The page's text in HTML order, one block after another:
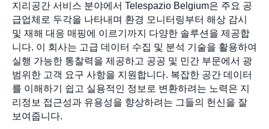
지리공간 서비스 분야에서 Telespazio Belgium은 주요 공
급업체로 두각을 나타내며 환경 모니터링부터 해상 감시
및 재해 대응 매핑에 이르기까지 다양한 솔루션을 제공합
니다. 이 회사는 고급 데이터 수집 및 분석 기술을 활용하여
실행 가능한 통찰력을 제공하고 공공 및 민간 부문에서 광
범위한 고객 요구 사항을 지원합니다. 복잡한 공간 데이터
를 이해하기 쉽고 실용적인 정보로 변환하려는 노력은 지
리정보 접근성과 유용성을 향상하려는 그들의 헌신을 잘
보여줍니다.